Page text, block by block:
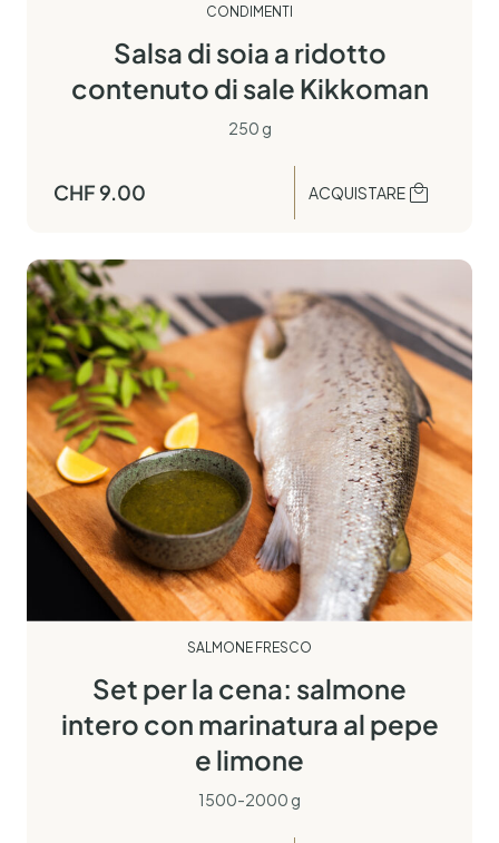
CONDIMENTI
Salsa di soia a ridotto
contenuto di sale Kikkoman
250 g
CHF9.00 ACQUISTARE
SALMONE FRESCO
Set per la cena: salmone
intero con marinatura al pepe
e limone
1500-2000 g